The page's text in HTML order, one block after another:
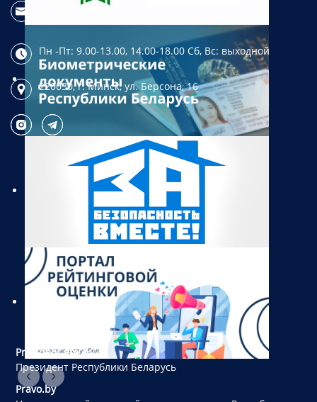
info@mjkx.gov.by
Пн -Пт: 9.00-13.00, 14.00-18.00 Сб, Вс: выходной
220030, г. Минск, ул. Берсона, 16
President.gov.by
Президент Республики Беларусь
Pravo.by